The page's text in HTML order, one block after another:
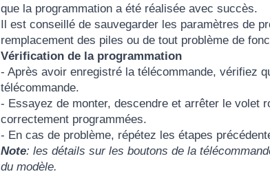
que la programmation a été réalisée avec succès.
Il est conseillé de sauvegarder les paramètres de
remplacement des piles ou de tout problème de
Vérification de la programmation
- Après avoir enregistré la télécommande, vérifiez
télécommande.
- Essayez de monter, descendre et arrêter le volet
correctement programmées.
- En cas de problème, répétez les étapes
Note: les détails sur les boutons de la
du modèle.